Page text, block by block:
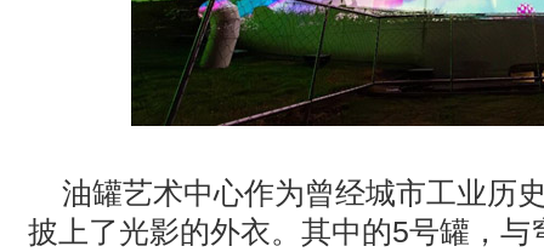
油罐艺术中心作为曾经城市工业历
披上了光影的外衣。其中的5号罐，与